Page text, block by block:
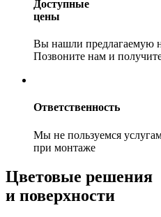
Доступные
цены
Вы нашли
Позвоните нам и
Ответственность
Мы не пользуемся
при монтаже
Цветовые решения
и поверхности